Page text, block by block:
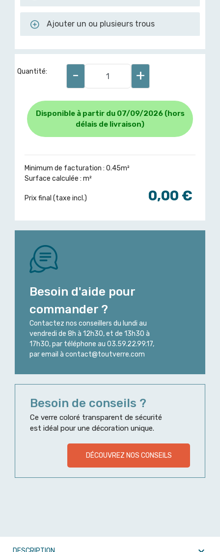
Ajouter un ou plusieurs trous
Quantité: - +
Disponible à partir du 07/09/2026 (hors
délais de livraison)
Minimum de facturation : 0.45m²
Surface calculée : m²
Prix final (taxe incl.) 0,00 €
Besoin d'aide pour
commander ?
Contactez nos conseillers du lundi au
vendredi de 8h à 12h30, et de 13h30 à
17h30, par téléphone au 03.59.22.99.17,
par email à contact@toutverre.com
Besoin de conseils ?
Ce verre coloré transparent de sécurité
est idéal pour une décoration unique.
DÉCOUVREZ NOS CONSEILS